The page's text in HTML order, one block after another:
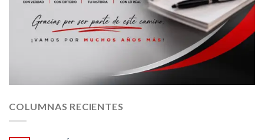
COLUMNAS RECIENTES